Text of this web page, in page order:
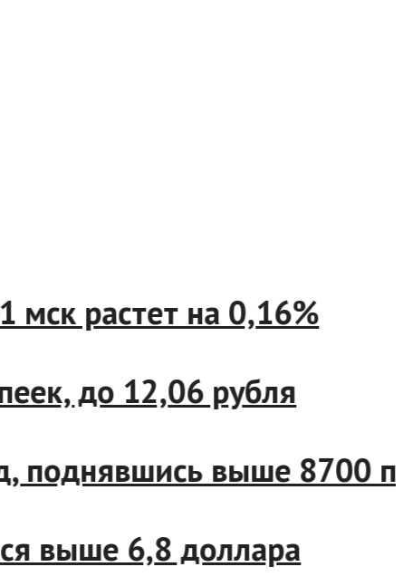
мск растет на 0,16%
до 12,06 рубля
поднявшись выше
выше 6,8 доллара